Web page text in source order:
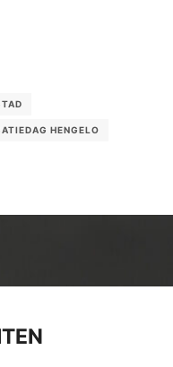
HENGELO